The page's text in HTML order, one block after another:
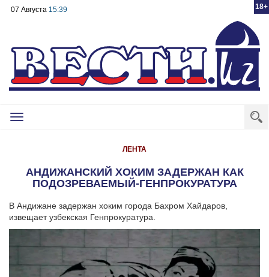
18+
07 Августа 15:39
Toggle
ЛЕНТА
АНДИЖАНСКИЙ ХОКИМ ЗАДЕРЖАН КАК
ПОДОЗРЕВАЕМЫЙ-ГЕНПРОКУРАТУРА
В Андижане задержан хоким города Бахром Хайдаров,
извещает узбекская Генпрокуратура.